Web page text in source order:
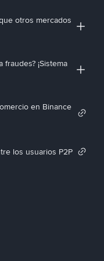
otros mercados
¡Sistema
en Binance
los usuarios P2P